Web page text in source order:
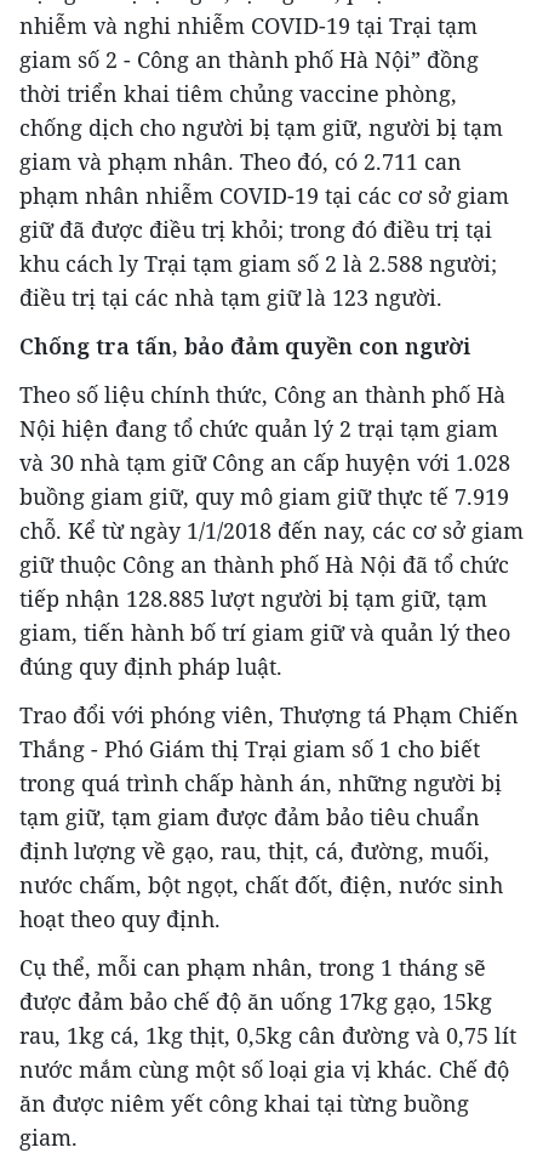
nhiễm và nghi nhiễm COVID-19 tại Trại tạm
giam số 2 - Công an thành phố Hà Nội” đồng
thời triển khai tiêm chủng vaccine phòng,
chống dịch cho người bị tạm giữ, người bị tạm
giam và phạm nhân. Theo đó, có 2.711 can
phạm nhân nhiễm COVID-19 tại các cơ sở giam
giữ đã được điều trị khỏi; trong đó điều trị tại
khu cách ly Trại tạm giam số 2 là 2.588 người;
điều trị tại các nhà tạm giữ là 123 người.
Chống tra tấn, bảo đảm quyền con người
Theo số liệu chính thức, Công an thành phố Hà
Nội hiện đang tổ chức quản lý 2 trại tạm giam
và 30 nhà tạm giữ Công an cấp huyện với 1.028
buồng giam giữ, quy mô giam giữ thực tế 7.919
chỗ. Kể từ ngày 1/1/2018 đến nay, các cơ sở giam
giữ thuộc Công an thành phố Hà Nội đã tổ chức
tiếp nhận 128.885 lượt người bị tạm giữ, tạm
giam, tiến hành bố trí giam giữ và quản lý theo
đúng quy định pháp luật.
Trao đổi với phóng viên, Thượng tá Phạm Chiến
Thắng - Phó Giám thị Trại giam số 1 cho biết
trong quá trình chấp hành án, những người bị
tạm giữ, tạm giam được đảm bảo tiêu chuẩn
định lượng về gạo, rau, thịt, cá, đường, muối,
nước chấm, bột ngọt, chất đốt, điện, nước sinh
hoạt theo quy định.
Cụ thể, mỗi can phạm nhân, trong 1 tháng sẽ
được đảm bảo chế độ ăn uống 17kg gạo, 15kg
rau, 1kg cá, 1kg thịt, 0,5kg cân đường và 0,75 lít
nước mắm cùng một số loại gia vị khác. Chế độ
ăn được niêm yết công khai tại từng buồng
giam.